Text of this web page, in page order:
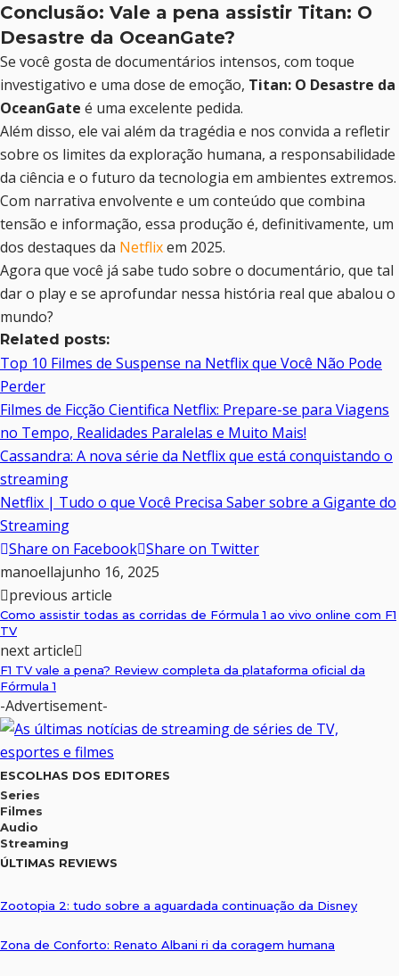
Conclusão: Vale a pena assistir Titan: O
Desastre da OceanGate?
Se você gosta de documentários intensos, com toque
investigativo e uma dose de emoção, Titan: O Desastre da
OceanGate é uma excelente pedida.
Além disso, ele vai além da tragédia e nos convida a refletir
sobre os limites da exploração humana, a responsabilidade
da ciência e o futuro da tecnologia em ambientes extremos.
Com narrativa envolvente e um conteúdo que combina
tensão e informação, essa produção é, definitivamente, um
dos destaques da Netflixem 2025.
Agora que você já sabe tudo sobre o documentário, que tal
dar o play e se aprofundar nessa história real que abalou o
mundo?
Related posts:
Top 10 Filmes de Suspense na Netflix que Você Não Pode
Perder
Filmes de Ficção Cientifica Netflix: Prepare-se para Viagens
no Tempo, Realidades Paralelas e Muito Mais!
Cassandra: A nova série da Netflix que está conquistando o
streaming
Netflix | Tudo o que Você Precisa Saber sobre a Gigante do
Streaming
Share on Facebook Share on Twitter
manoellajunho 16, 2025
previous article
Como assistir todas as corridas de Fórmula 1 ao vivo online com F1
TV
next article
F1 TV vale a pena? Review completa da plataforma oficial da
Fórmula 1
-Advertisement-
ESCOLHAS DOS EDITORES
Series
Filmes
Audio
Streaming
ÚLTIMAS REVIEWS
Zootopia 2: tudo sobre a aguardada continuação da Disney
Zona de Conforto: Renato Albani ri da coragem humana